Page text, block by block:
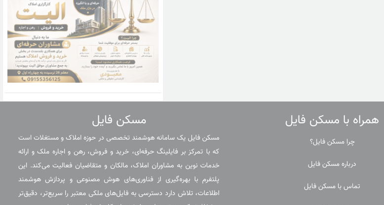
همراه با مسکن فایل
چرا مسکن فایل؟
درباره مسکن فایل
تماس با مسکن فایل
مسکن فایل
مسکن فایل یک سامانه هوشمند تخصصی در حوزه املاک و مستغلات است
که با تمرکز بر فایلینگ حرفه‌ای، خرید و فروش، رهن و اجاره ملک و ارائه
خدمات نوین به مشاوران املاک، مالکان و متقاضیان فعالیت می‌کند. این
پلتفرم با بهره‌گیری از فناوری‌های هوش مصنوعی و پردازش هوشمند
اطلاعات، تلاش دارد دسترسی به فایل‌های ملکی معتبر را سریع‌تر، دقیق‌تر